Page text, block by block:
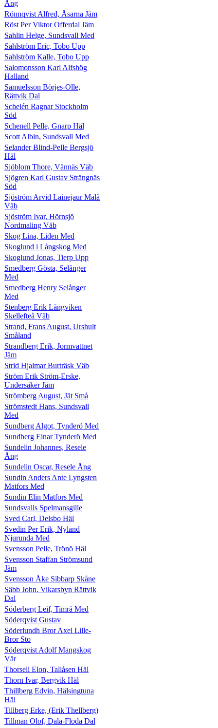
Ång
Rönnqvist Alfred, Åsarna Jäm
Röst Per Viktor Offerdal Jäm
Sahlin Helge, Sundsvall Med
Sahlström Eric, Tobo Upp
Sahlström Kalle, Tobo Upp
Salomonsson Karl Alfshög
Halland
Samuelsson Börjes-Olle,
Rättvik Dal
Schelén Ragnar Stockholm
Söd
Schenell Pelle, Gnarp Häl
Scott Albin, Sundsvall Med
Selander Blind-Pelle Bergsjö
Häl
Sjöblom Thore, Vännäs Väb
Sjögren Karl Gustav Strängnäs
Söd
Sjöström Arvid Lainejaur Malå
Väb
Sjöström Ivar, Hörnsjö
Nordmaling Väb
Skog Lina, Liden Med
Skoglund i Långskog Med
Skoglund Jonas, Tierp Upp
Smedberg Gösta, Selånger
Med
Smedberg Henry Selånger
Med
Stenberg Erik Långviken
Skellefteå Väb
Strand, Frans August, Urshult
Småland
Strandberg Erik, Jormvattnet
Jäm
Strid Hjalmar Burträsk Väb
Ström Erik Ström-Erske,
Undersåker Jäm
Strömberg August, Jät Små
Strömstedt Hans, Sundsvall
Med
Sundberg Algot, Tynderö Med
Sundberg Einar Tynderö Med
Sundelin Johannes, Resele
Ång
Sundelin Oscar, Resele Ång
Sundin Anders Ante Lyngsten
Matfors Med
Sundin Elin Matfors Med
Sundsvalls Spelmansgille
Sved Carl, Delsbo Häl
Svedin Per Erik, Nyland
Njurunda Med
Svensson Pelle, Trönö Häl
Svensson Staffan Strömsund
Jäm
Svensson Åke Sibbarp Skåne
Säbb John. Vikarsbyn Rättvik
Dal
Söderberg Leif, Timrå Med
Söderqvist Gustav
Söderlundh Bror Axel Lille-
Bror Sto
Söderqvist Adolf Mangskog
Vär
Thorsell Elon, Tallåsen Häl
Thorn Ivar, Bergvik Häl
Thillberg Edvin, Hälsingtuna
Häl
Tillberg Erke, (Erik Thellberg)
Tillman Olof, Dala-Floda Dal